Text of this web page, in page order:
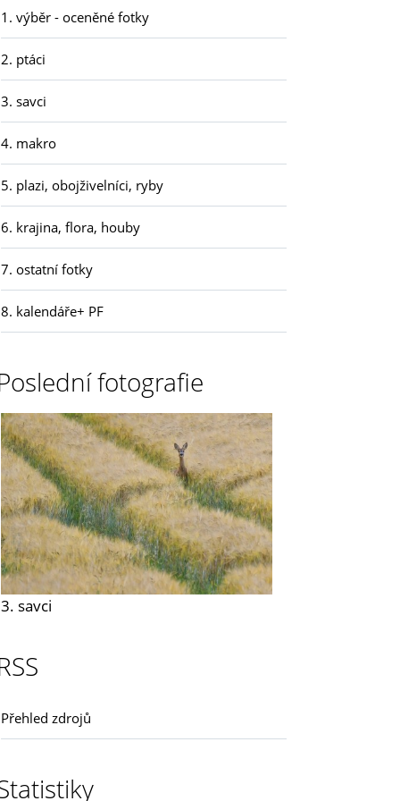
1. výběr - oceněné fotky
2. ptáci
3. savci
4. makro
5. plazi, obojživelníci, ryby
6. krajina, flora, houby
7. ostatní fotky
8. kalendáře+ PF
fotografie
3. savci
Přehled zdrojů